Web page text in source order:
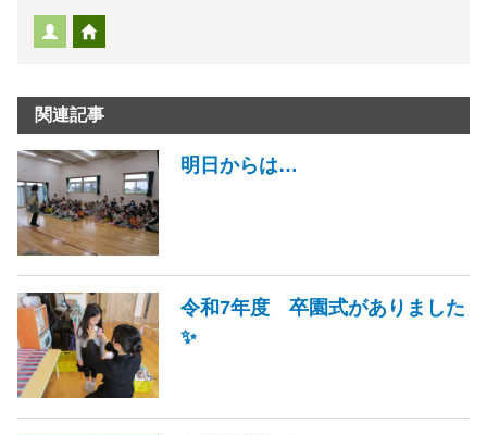
関連記事
明日からは…
令和7年度 卒園式がありました
✨